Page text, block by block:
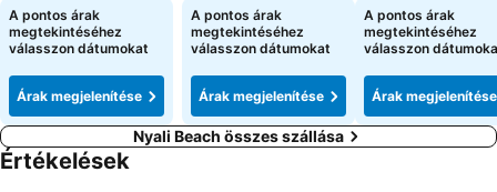
A pontos árak
megtekintéséhez
válasszon dátumokat
Árak megjelenítése
Árak megjelenítése
A pontos árak
megtekintéséhez
válasszon dátumokat
Árak megjelenítése
Árak
A pontos árak
megtekintéséhez
válasszon
Árak megjelenítése
Nyali Beach összes szállása
Értékelések